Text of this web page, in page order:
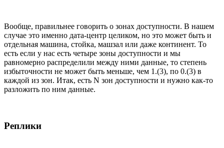
Вообще, правильнее говорить о зонах доступности. В нашем
случае это именно дата-центр целиком, но это может быть и
отдельная машина, стойка, машзал или даже континент. То
есть если у нас есть четыре зоны доступности и мы
равномерно распределили между ними данные, то степень
избыточности не может быть меньше, чем 1.(3), по 0.(3) в
каждой из зон. Итак, есть N зон доступности и нужно как-то
разложить по ним данные.
Реплики